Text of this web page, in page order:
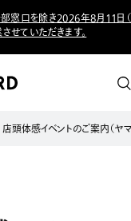
窓口を除き2026年8月11日
せていただきます。
店頭体感イベントのご案内（ヤ